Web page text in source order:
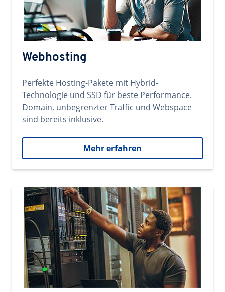
Webhosting
Perfekte Hosting-Pakete mit Hybrid-
Technologie und SSD für beste Performance.
Domain, unbegrenzter Traffic und Webspace
sind bereits inklusive.
Mehr erfahren